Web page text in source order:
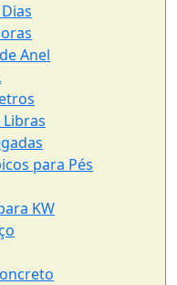
Anel
para Pés
KW